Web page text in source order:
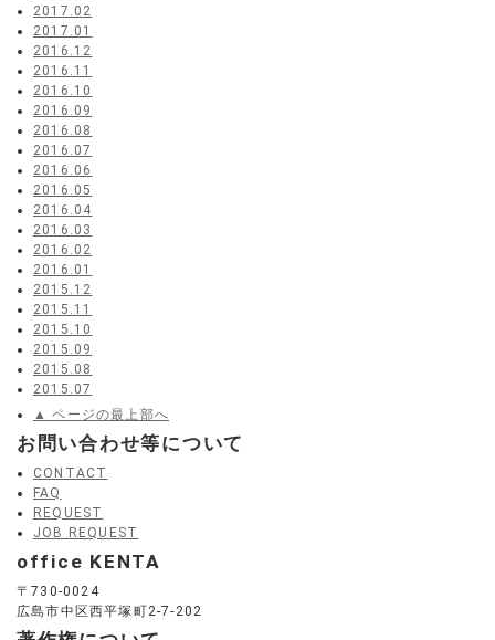
2017.02
2017.01
2016.12
2016.11
2016.10
2016.09
2016.08
2016.07
2016.06
2016.05
2016.04
2016.03
2016.02
2016.01
2015.12
2015.11
2015.10
2015.09
2015.08
2015.07
▲ ページの最上部へ
お問い合わせ等について
CONTACT
FAQ
REQUEST
JOB REQUEST
office KENTA
〒730-0024
広島市中区西平塚町2-7-202